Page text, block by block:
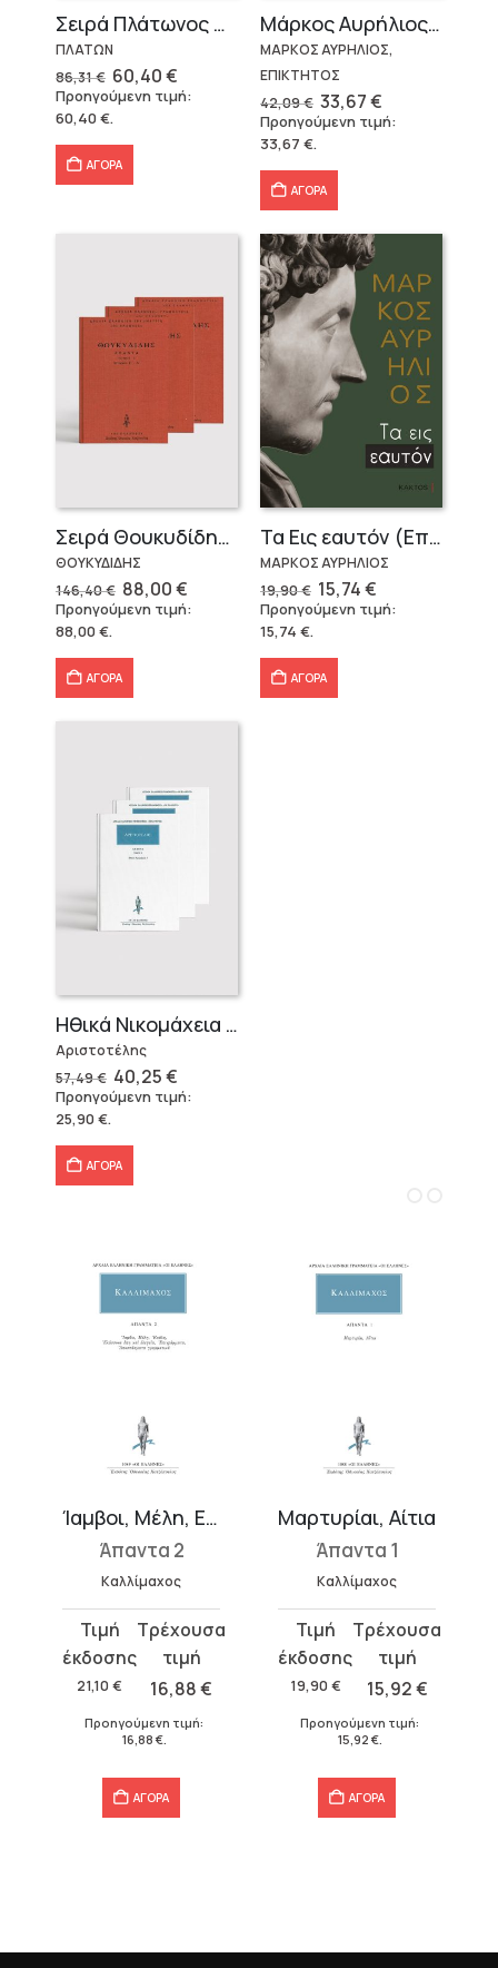
Σειρά Πλάτωνος Πολιτεία
ΠΛΑΤΩΝ
86,31€ Original
price
was:
86,31 €.
60,40€Η
τρέχουσα
τιμή
Προηγούμενη τιμή:
60,40€.
ΑΓΟΡΑ
Μάρκος Αυρήλιος & Επίκτητος (Επίτομα)
ΜΑΡΚΟΣ ΑΥΡΗΛΙΟΣ,
ΕΠΙΚΤΗΤΟΣ
42,09€ Original
price
was:
33,67€Η
τρέχουσα
τιμή
Προηγούμενη τιμή:
33,67 €.
ΑΓΟΡΑ
Σειρά Θουκυδίδης – Δεμένο (4 τόμοι)
ΘΟΥΚΥΔΙΔΗΣ
146,40€ Original
price
was:
88,00€Η
τρέχουσα
τιμή
Προηγούμενη τιμή:
88,00€.
ΑΓΟΡΑ
Τα Εις εαυτόν (Επίτομο) – Μάρκος Αυρήλιος
ΜΑΡΚΟΣ ΑΥΡΗΛΙΟΣ
19,90€ Original
price
was:
15,74€Η
τρέχουσα
τιμή
Προηγούμενη τιμή:
15,74 €.
ΑΓΟΡΑ
Ηθικά Νικομάχεια (3 τόμοι)
Αριστοτέλης
57,49€ Original
price
was:
40,25€Η
τρέχουσα
τιμή
Προηγούμενη τιμή:
25,90€.
ΑΓΟΡΑ
Ίαμβοι, Μέλη, Εκάλη, Ελάσσονα έπη και ελεγεία, Επειγράμματα, Αποσπάσματα γραμματικά
Άπαντα 2
Καλλίμαχος
21,10 €
Original
price
was:
16,88€
τρέχουσα
τιμή
16,88 €.
Προηγούμενη τιμή:
16,88 €.
ΑΓΟΡΑ
Μαρτυρίαι, Αίτια
Άπαντα 1
Καλλίμαχος
19,90 €
Original
price
was:
15,92€
τρέχουσα
τιμή
15,92 €.
Προηγούμενη τιμή:
15,92 €.
ΑΓΟΡΑ